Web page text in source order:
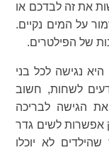
את זה לבדכם או
על המים נקיים.
של הפילטרים.
נגישה לכל בני
לשחות, חשוב
הגישה לבריכה
אפשרות לשים גדר
לא יוכלו